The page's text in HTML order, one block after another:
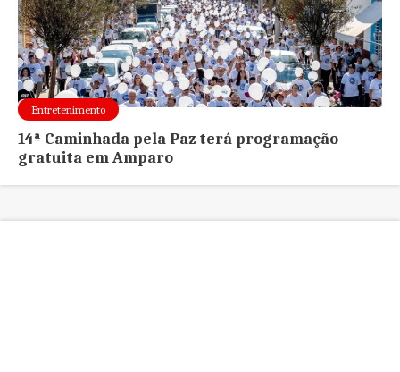
Entretenimento
14ª Caminhada pela Paz terá programação
gratuita em Amparo